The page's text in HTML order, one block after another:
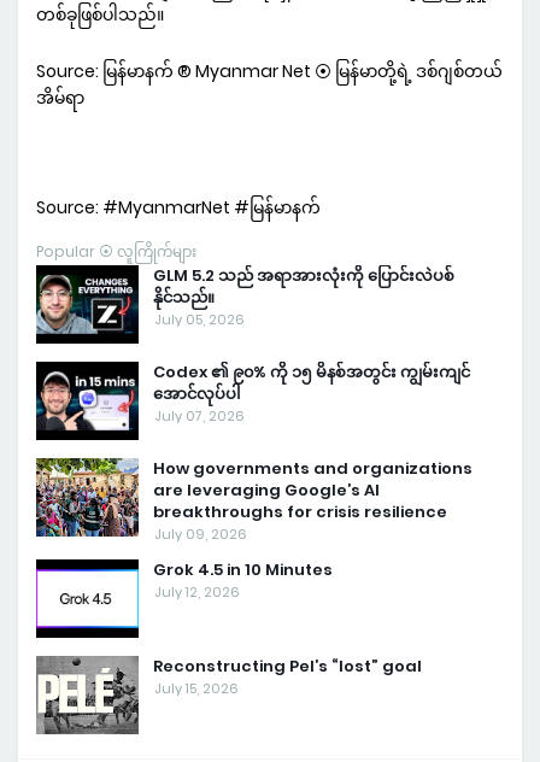
တစ်ခုဖြစ်ပါသည်။
Source: မြန်မာနက် ® Myanmar Net ⦿ မြန်မာတို့ရဲ့ ဒစ်ဂျစ်တယ်
အိမ်ရာ
Source: #MyanmarNet #မြန်မာနက်
Popular ⦿ လူကြိုက်များ
GLM 5.2 သည် အရာအားလုံးကို ပြောင်းလဲပစ်
နိုင်သည်။
July 05, 2026
Codex ၏ ၉၀% ကို ၁၅ မိနစ်အတွင်း ကျွမ်းကျင်
အောင်လုပ်ပါ
July 07, 2026
How governments and organizations
are leveraging Google’s AI
breakthroughs for crisis resilience
July 09, 2026
Grok 4.5 in 10 Minutes
July 12, 2026
Reconstructing Pel’s “lost” goal
July 15, 2026